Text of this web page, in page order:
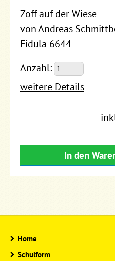
Zoff auf der Wiese
von Andreas
Fidula 6644
Anzahl:
weitere Details
In den
Home
Schulform